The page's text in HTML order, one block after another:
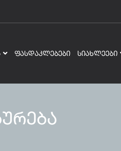
ᲤᲐᲡᲓᲐᲙᲚᲔᲑᲔᲑᲘ ᲡᲘᲐᲮᲚᲔᲔᲑᲘ